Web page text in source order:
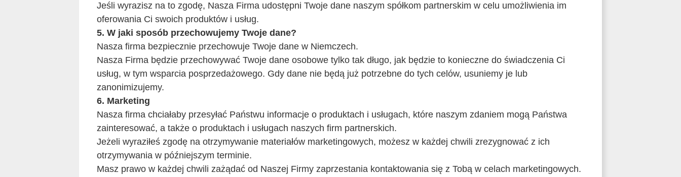
Jeśli wyrazisz na to zgodę, Nasza Firma udostępni Twoje dane naszym spółkom partnerskim w celu umożliwienia im
oferowania Ci swoich produktów i usług.
5. W jaki sposób przechowujemy Twoje dane?
Nasza firma bezpiecznie przechowuje Twoje dane w Niemczech.
Nasza Firma będzie przechowywać Twoje dane osobowe tylko tak długo, jak będzie to konieczne do świadczenia Ci
usług, w tym wsparcia posprzedażowego. Gdy dane nie będą już potrzebne do tych celów, usuniemy je lub
zanonimizujemy.
6. Marketing
Nasza firma chciałaby przesyłać Państwu informacje o produktach i usługach, które naszym zdaniem mogą Państwa
zainteresować, a także o produktach i usługach naszych firm partnerskich.
Jeżeli wyraziłeś zgodę na otrzymywanie materiałów marketingowych, możesz w każdej chwili zrezygnować z ich
otrzymywania w późniejszym terminie.
Masz prawo w każdej chwili zażądać od Naszej Firmy zaprzestania kontaktowania się z Tobą w celach marketingowych.